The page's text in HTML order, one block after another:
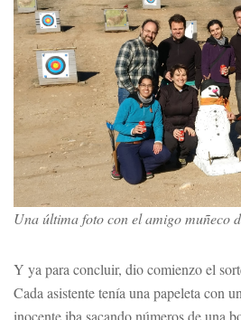
Una última foto con el amigo muñeco
Y ya para concluir, dio comienzo el
Cada asistente tenía una papeleta con
inocente iba sacando números de una